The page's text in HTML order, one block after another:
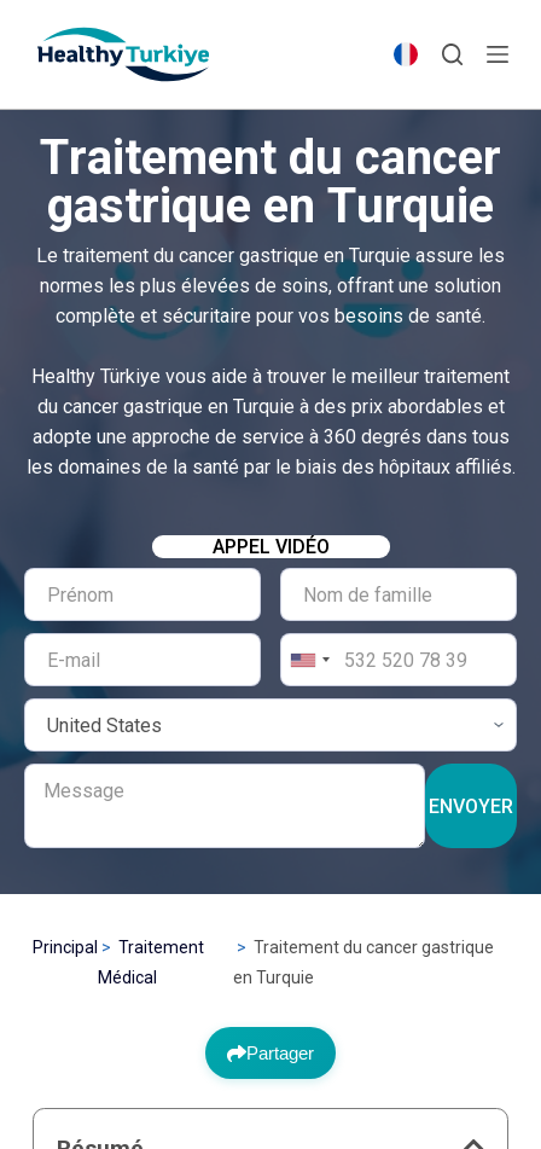
p
Traitement du cancer
gastrique en Turquie
Le traitement du cancer gastrique en Turquie assure les
normes les plus élevées de soins, offrant une solution
complète et sécuritaire pour vos besoins de santé.
Healthy Türkiye vous aide à trouver le meilleur traitement
du cancer gastrique en Turquie à des prix abordables et
adopte une approche de service à 360 degrés dans tous
les domaines de la santé par le biais des hôpitaux affiliés.
APPEL VIDÉO
ENVOYER
Principal
Traitement
Médical
Traitement du cancer gastrique
en Turquie
Partager